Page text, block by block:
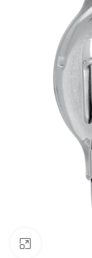
Click to